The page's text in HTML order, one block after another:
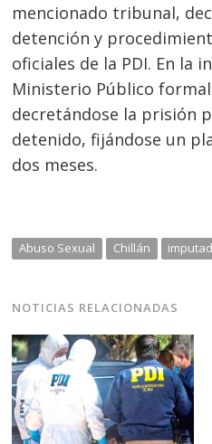
mencionado tribunal,
detención y
oficiales de la PDI. En la
Ministerio Público
decretándose la prisión
detenido, fijándose un
dos meses.
Abuso Sexual Chillán
NOTICIAS RELACIONADAS